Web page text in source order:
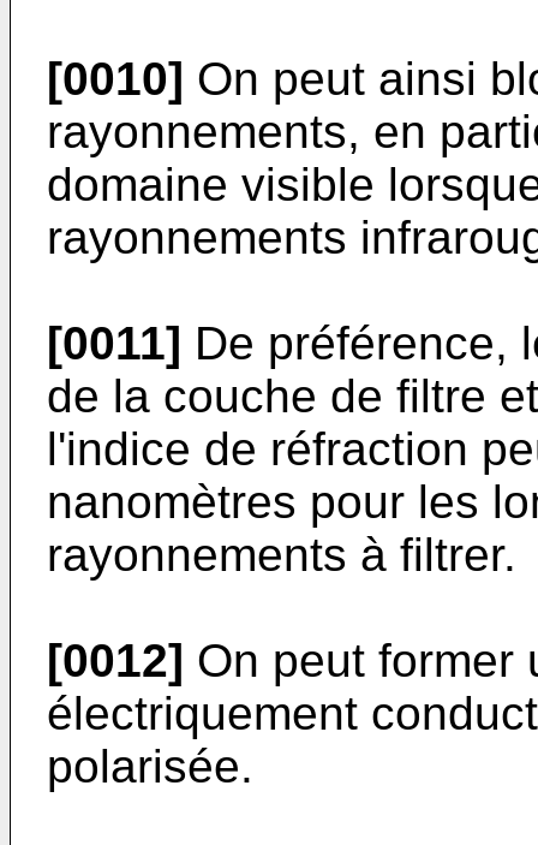
[0010] On peut ainsi
rayonnements, en
domaine visible
rayonnements
[0011] De préférence,
de la couche de filtre
l'indice de réfraction
nanomètres pour les
rayonnements à filtrer.
[0012] On peut former
électriquement
polarisée.